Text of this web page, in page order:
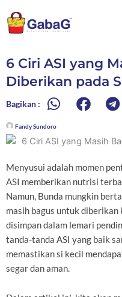
ke
konten
6 Ciri ASI yang
Diberikan pada
Bagikan :
Fandy Sundoro
Menyusui adalah momen
ASI memberikan nutrisi
Namun, Bunda mungkin
masih bagus untuk
disimpan dalam lemari
tanda-tanda ASI yang baik
memastikan si kecil
segar dan aman.